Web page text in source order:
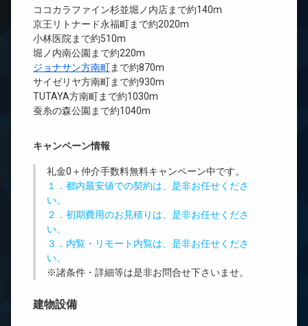
ココカラファイン杉並堀ノ内店まで約140m
京王リトナード永福町まで約2020m
小林医院まで約510m
堀ノ内南公園まで約220m
ジョナサン方南町まで約870m
サイゼリヤ方南町まで約930m
TUTAYA方南町まで約1030m
蚕糸の森公園まで約1040m
キャンペーン情報
礼金0 ＋仲介手数料無料キャンペーン中です。
１．都内最安値での契約は、是非お任せくださ
い。
２．初期費用のお見積りは、是非お任せくださ
い。
３．内覧・リモート内覧は、是非お任せくださ
い。
※諸条件・詳細等は是非お問合せ下さいませ。
建物設備